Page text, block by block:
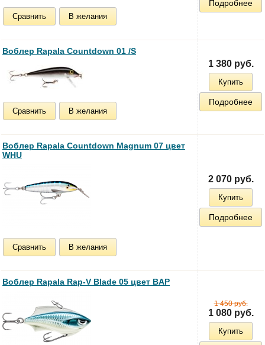
Сравнить В желания
Подробнее
Воблер Rapala Countdown 01 /S
Сравнить В желания
1 380 руб.
Купить
Подробнее
Воблер Rapala Countdown Magnum 07 цвет
WHU
Сравнить В желания
2 070 руб.
Купить
Подробнее
Воблер Rapala Rap-V Blade 05 цвет BAP
1 450 руб.
1 080 руб.
Купить